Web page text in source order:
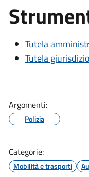
Tutela
Tutela
Argomenti:
Polizia
Categorie:
Mobilità e trasporti